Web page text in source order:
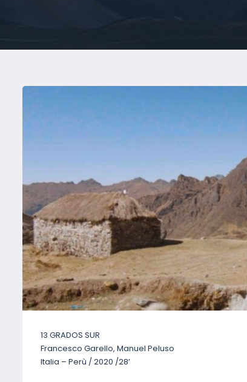
13 GRADOS SUR
Francesco Garello, Manuel Peluso
Italia – Perù / 2020 /28’